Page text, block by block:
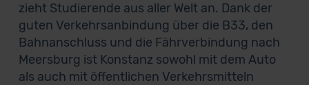
zieht Studierende aus aller Welt an. Dank der
guten Verkehrsanbindung über die B33, den
Bahnanschluss und die Fährverbindung nach
Meersburg ist Konstanz sowohl mit dem Auto
als auch mit öffentlichen Verkehrsmitteln